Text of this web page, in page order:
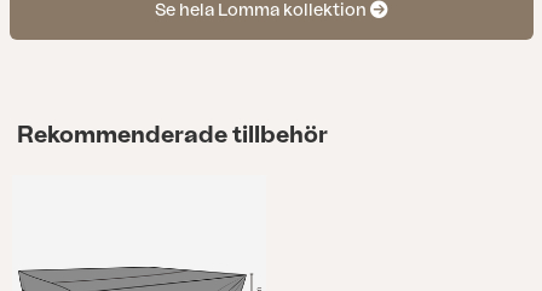
Se hela Lomma kollektion
Rekommenderade tillbehör